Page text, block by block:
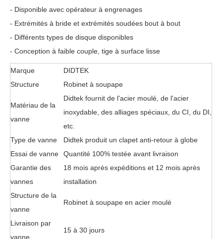
- Disponible avec opérateur à engrenages
- Extrémités à bride et extrémités soudées bout à bout
- Différents types de disque disponibles
- Conception à faible couple, tige à surface lisse
Marque
DIDTEK
Structure
Robinet à soupape
Matériau de la
vanne
Didtek fournit de l'acier moulé, de l'acier
inoxydable, des alliages spéciaux, du CI, du DI,
etc.
Type de vanne
Didtek produit un clapet anti-retour à globe
Essai de vanne
Quantité 100% testée avant livraison
Garantie des
vannes
18 mois après expéditions et 12 mois après
installation
Structure de la
vanne
Robinet à soupape en acier moulé
Livraison par
vanne
15 à 30 jours